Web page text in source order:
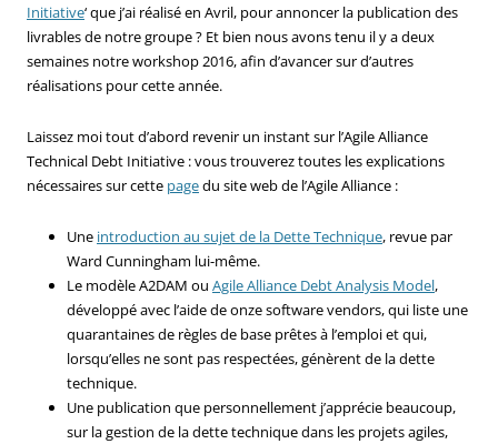
Initiative‘ que j’ai réalisé en Avril, pour annoncer la publication des
livrables de notre groupe ? Et bien nous avons tenu il y a deux
semaines notre workshop 2016, afin d’avancer sur d’autres
réalisations pour cette année.
Laissez moi tout d’abord revenir un instant sur l’Agile Alliance
Technical Debt Initiative : vous trouverez toutes les explications
nécessaires sur cette pagedu site web de l’Agile Alliance :
Une introduction au sujet de la Dette Technique, revue par
Ward Cunningham lui-même.
Le modèle A2DAM ou Agile Alliance Debt Analysis Model,
développé avec l’aide de onze software vendors, qui liste une
quarantaines de règles de base prêtes à l’emploi et qui,
lorsqu’elles ne sont pas respectées, génèrent de la dette
technique.
Une publication que personnellement j’apprécie beaucoup,
sur la gestion de la dette technique dans les projets agiles,